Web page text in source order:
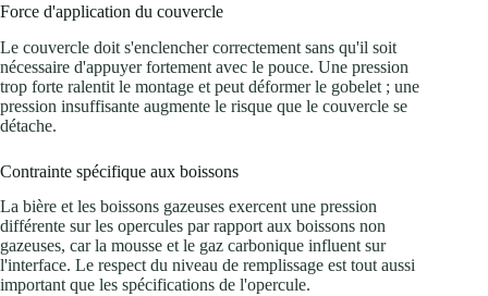
Force d'application du couvercle
Le couvercle doit s'enclencher correctement sans qu'il soit
nécessaire d'appuyer fortement avec le pouce. Une pression
trop forte ralentit le montage et peut déformer le gobelet ; une
pression insuffisante augmente le risque que le couvercle se
détache.
Contrainte spécifique aux boissons
La bière et les boissons gazeuses exercent une pression
différente sur les opercules par rapport aux boissons non
gazeuses, car la mousse et le gaz carbonique influent sur
l'interface. Le respect du niveau de remplissage est tout aussi
important que les spécifications de l'opercule.